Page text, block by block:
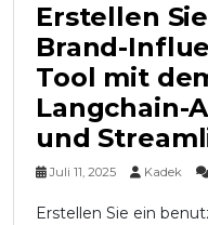
Erstellen
Brand-
Tool mit
Langchain-
und
Juli 11, 2025 Kadek
Erstellen Sie ein